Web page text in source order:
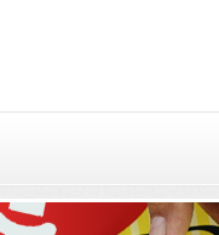
f